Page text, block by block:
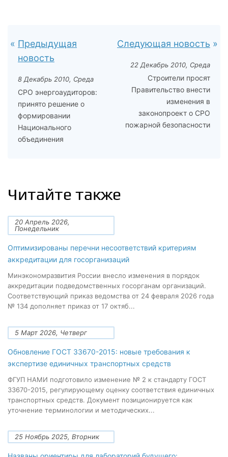
Предыдущая
новость
8 Декабрь 2010, Среда
СРО энергоаудиторов:
принято решение о
формировании
Национального
объединения
Следующая новость
22 Декабрь 2010, Среда
Строители просят
Правительство внести
изменения в
законопроект о СРО
пожарной безопасности
Читайте также
20 Апрель 2026,
Понедельник
Оптимизированы перечни несоответствий критериям
аккредитации для госорганизаций
Минэкономразвития России внесло изменения в порядок
аккредитации подведомственных госорганам организаций.
Соответствующий приказ ведомства от 24 февраля 2026 года
№ 134 дополняет приказ от 17 октяб...
5 Март 2026, Четверг
Обновление ГОСТ 33670-2015: новые требования к
экспертизе единичных транспортных средств
ФГУП НАМИ подготовило изменение № 2 к стандарту ГОСТ
33670-2015, регулирующему оценку соответствия единичных
транспортных средств. Документ позиционируется как
уточнение терминологии и методических...
25 Ноябрь 2025, Вторник